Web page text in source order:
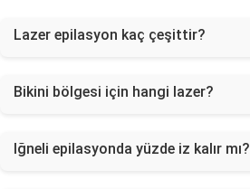
Lazer epilasyon kaç çeşittir?
Bikini bölgesi için hangi lazer?
Iğneli epilasyonda yüzde iz kalır mı?